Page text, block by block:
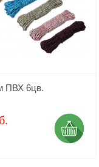
ПВХ 6цв.